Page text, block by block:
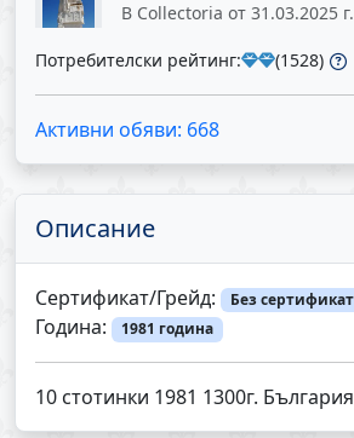
В Collectoria от 31.03.2025 г.
Потребителски рейтинг: (1528)
Активни обяви: 668
Описание
Сертификат/Грейд: Без сертификат
Година: 1981 година
10 стотинки 1981 1300г. България